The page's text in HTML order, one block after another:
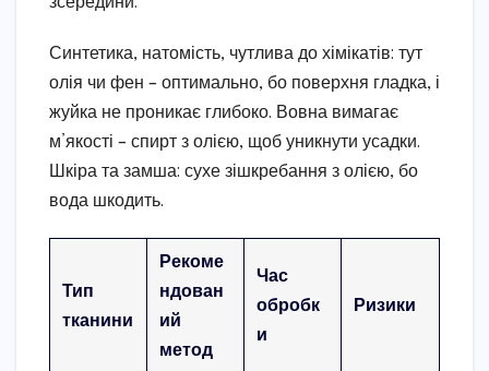
Синтетика, натомість, чутлива до хімікатів: тут
олія чи фен – оптимально, бо поверхня гладка, і
жуйка не проникає глибоко. Вовна вимагає
м’якості – спирт з олією, щоб уникнути усадки.
Шкіра та замша: сухе зішкребання з олією, бо
вода шкодить.
Тип
тканини
Рекоме
ндован
ий
метод
Час
обробк
и
Ризики